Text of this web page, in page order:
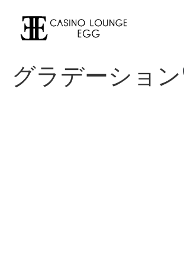
グラデーション